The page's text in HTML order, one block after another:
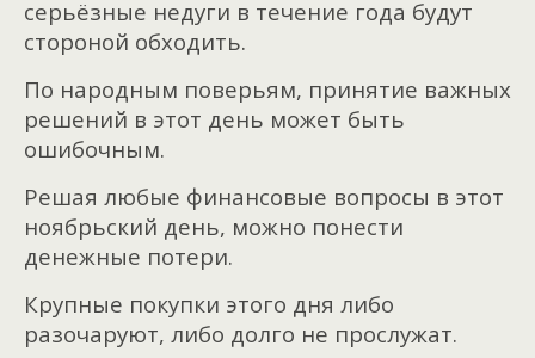
серьёзные недуги в течение года будут
стороной обходить.
По народным поверьям, принятие важных
решений в этот день может быть
ошибочным.
Решая любые финансовые вопросы в этот
ноябрьский день, можно понести
денежные потери.
Крупные покупки этого дня либо
разочаруют, либо долго не прослужат.